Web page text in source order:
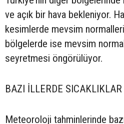
ve açık bir hava bekleniyor.
kesimlerde mevsim
bölgelerde ise mevsim
seyretmesi öngörülüyor.
BAZI İLLERDE SICAKLIKLAR
Meteoroloji tahminlerinde